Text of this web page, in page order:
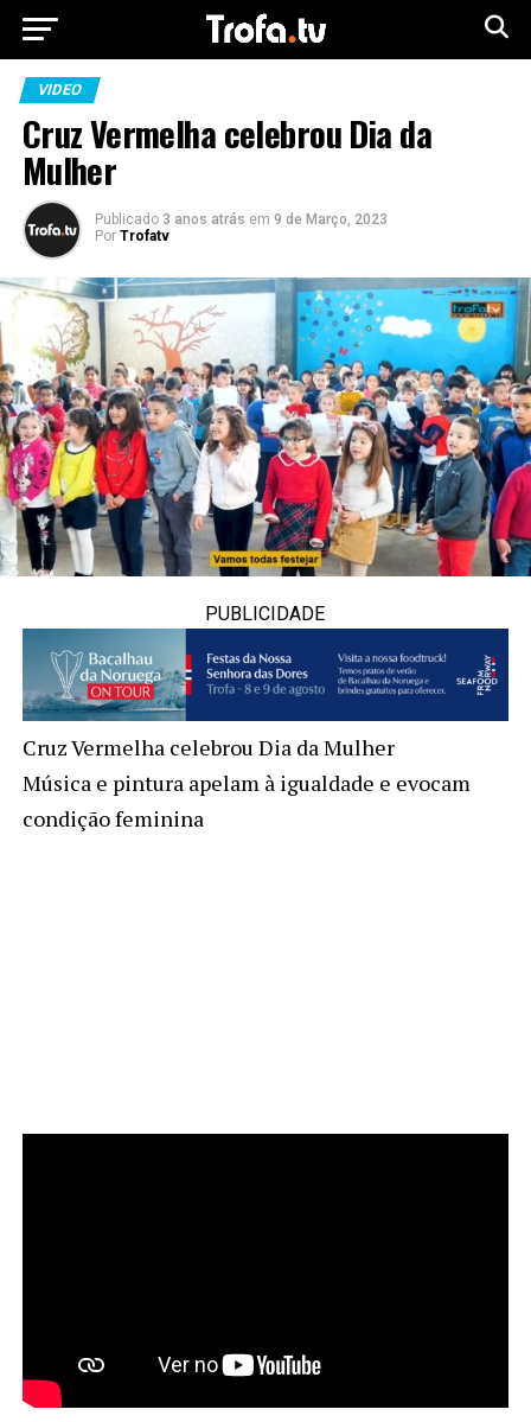
VIDEO
Cruz Vermelha celebrou Dia da
Mulher
Publicado 3 anos atrás em 9 de Março, 2023
Por Trofatv
PUBLICIDADE
Cruz Vermelha celebrou Dia da Mulher
Música e pintura apelam à igualdade e evocam
condição feminina